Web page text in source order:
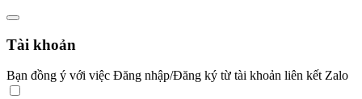
Tài khoản
Bạn đồng ý với việc Đăng nhập/Đăng ký từ tài khoản liên kết Zalo